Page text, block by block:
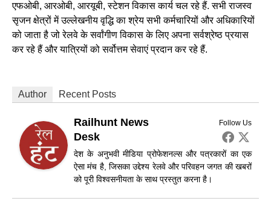
एफओबी, आरओबी, आरयूबी, स्टेशन विकास कार्य चल रहे हैं. सभी राजस्व
सृजन क्षेत्रों में उल्लेखनीय वृद्धि का श्रेय सभी कर्मचारियों और अधिकारियों
को जाता है जो रेलवे के सर्वांगीण विकास के लिए अपना सर्वश्रेष्ठ प्रयास
कर रहे हैं और यात्रियों को सर्वोत्तम सेवाएं प्रदान कर रहे हैं.
Author Recent Posts
Follow Us
Railhunt News
Desk
देश के अनुभवी मीडिया प्रोफेशनल्स और पत्रकारों का एक
ऐसा मंच है, जिसका उद्देश्य रेलवे और परिवहन जगत की खबरों
को पूरी विश्वसनीयता के साथ प्रस्तुत करना है।